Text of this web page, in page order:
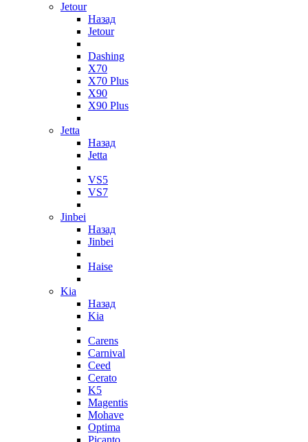
Jetour
Назад
Jetour
Dashing
X70
X70 Plus
X90
X90 Plus
Jetta
Назад
Jetta
VS5
VS7
Jinbei
Назад
Jinbei
Haise
Kia
Назад
Kia
Carens
Carnival
Ceed
Cerato
K5
Magentis
Mohave
Optima
Picanto